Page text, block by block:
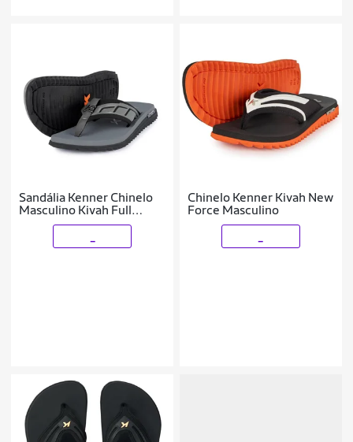
Sandália Kenner Chinelo
Masculino Kivah Full
Force Original
Chinelo Kenner Kivah New
Force Masculino